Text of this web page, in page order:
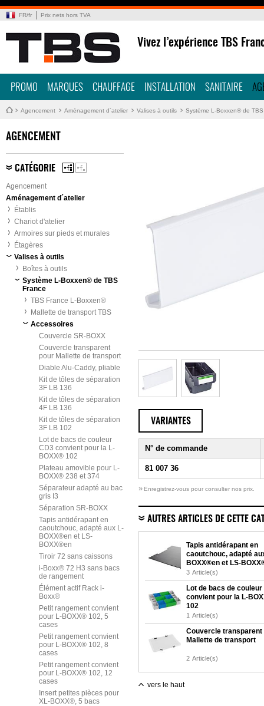
FR/fr Prix nets hors TVA
Vivez l’expérience TBS
PROMO MARQUES CHAUFFAGE INSTALLATION SANITAIRE
Agencement Aménagement d´atelier Valises à outils Système L-Boxxen® de
AGENCEMENT
CATÉGORIE
Agencement
Aménagement d´atelier
Établis
Chariot d'atelier
Armoires sur pieds et murales
Étagères
Valises à outils
Boîtes à outils
Système L-Boxxen® de TBS
France
TBS France L-Boxxen®
Mallette de transport TBS
Accessoires
Couvercle SR-BOXX
Couvercle transparent
pour Mallette de transport
Diable Alu-Caddy, pliable
Kit de tôles de séparation
3F LB 136
Kit de tôles de séparation
4F LB 136
Kit de tôles de séparation
3F LB 102
Lot de bacs de couleur
CD3 convient pour la L-
BOXX® 102
Plateau amovible pour L-
BOXX® 238 et 374
Séparateur adapté au bac
gris I3
Séparation SR-BOXX
Tapis antidérapant en
caoutchouc, adapté aux L-
BOXX®en et LS-
BOXX®en
Tiroir 72 sans caissons
i-Boxx® 72 H3 sans bacs
de rangement
Élément actif Rack i-
Boxx®
Petit rangement convient
pour L-BOXX® 102, 5
cases
Petit rangement convient
pour L-BOXX® 102, 8
cases
Petit rangement convient
pour L-BOXX® 102, 12
cases
Insert petites pièces pour
XL-BOXX®, 5 bacs
VARIANTES
N° de commande
81 007 36
» Enregistrez-vous pour consulter nos prix.
AUTRES ARTICLES DE CETTE
Tapis antidérapant en
caoutchouc, adapté
BOXX®en et LS-
3 Article(s)
Lot de bacs de couleur
convient pour la L-
102
1 Article(s)
Couvercle transparent
Mallette de transport
2 Article(s)
vers le haut